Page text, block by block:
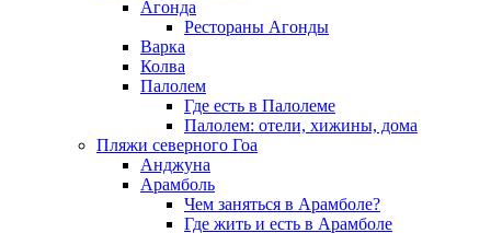
Агонда
Рестораны Агонды
Варка
Колва
Палолем
Где есть в Палолеме
Палолем: отели, хижины, дома
Пляжи северного Гоа
Анджуна
Арамболь
Чем заняться в Арамболе?
Где жить и есть в Арамболе